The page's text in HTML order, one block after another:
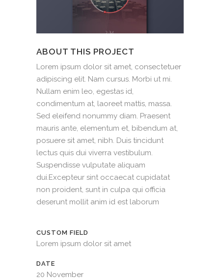
ABOUT THIS PROJECT
Lorem ipsum dolor sit amet, consectetuer
adipiscing elit. Nam cursus. Morbi ut mi.
Nullam enim leo, egestas id,
condimentum at, laoreet mattis, massa.
Sed eleifend nonummy diam. Praesent
mauris ante, elementum et, bibendum at,
posuere sit amet, nibh. Duis tincidunt
lectus quis dui viverra vestibulum.
Suspendisse vulputate aliquam
dui.Excepteur sint occaecat cupidatat
non proident, sunt in culpa qui officia
deserunt mollit anim id est laborum
CUSTOM FIELD
Lorem ipsum dolor sit amet
DATE
20 November